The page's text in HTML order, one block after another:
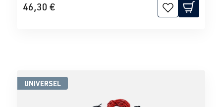
46,30 €
UNIVERSEL